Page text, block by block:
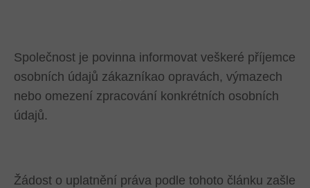
Společnost je povinna informovat veškeré příjemce
osobních údajů zákazníkao opravách, výmazech
nebo omezení zpracování konkrétních osobních
údajů.
Žádost o uplatnění práva podle tohoto článku zašle